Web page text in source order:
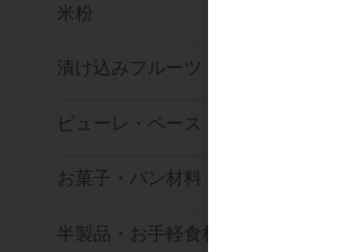
米粉
漬け込みフルーツ
ピューレ・ペースト
お菓子・パン材料
半製品・お手軽食材